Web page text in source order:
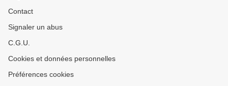
Contact
Signaler un abus
C.G.U.
Cookies et données personnelles
Préférences cookies